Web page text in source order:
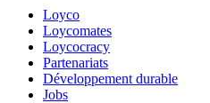
Loyco
Loycomates
Loycocracy
Partenariats
Développement durable
Jobs